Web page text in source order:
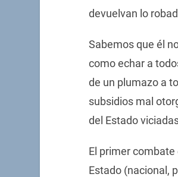
devuelvan lo
Sabemos que él
como echar a
de un plumazo a
subsidios mal
del Estado
El primer
Estado (nacional,